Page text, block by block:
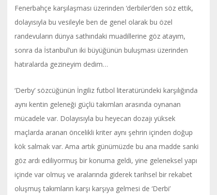
Fenerbahçe karşılaşması üzerinden ‘derbiler’den söz ettik,
dolayısıyla bu vesileyle ben de genel olarak bu özel
randevuların dünya sathındaki muadillerine göz atayım,
sonra da İstanbul’un iki büyüğünün buluşması üzerinden
hatıralarda gezineyim dedim…
‘Derby’ sözcüğünün İngiliz futbol literatüründeki karşılığında
aynı kentin geleneği güçlü takımları arasında oynanan
mücadele var. Dolayısıyla bu heyecan dozajı yüksek
maçlarda aranan öncelikli kriter aynı şehrin içinden doğup
kök salmak var. Ama artık günümüzde bu ana madde sanki
göz ardı ediliyormuş bir konuma geldi, yine geleneksel yapı
içinde var olmuş ve aralarında giderek tarihsel bir rekabet
oluşmuş takımların karşı karşıya gelmesi de ‘Derbi’